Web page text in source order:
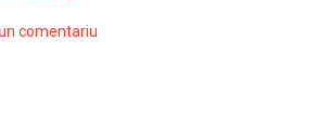
comentariu